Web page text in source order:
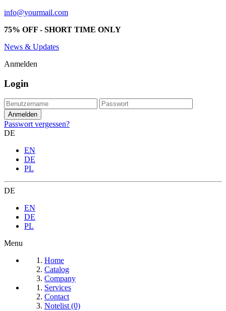
info@yourmail.com
75% OFF - SHORT TIME ONLY
News & Updates
Anmelden
Login
Passwort vergessen?
DE
EN
DE
PL
DE
EN
DE
PL
Menu
Home
Catalog
Company
Services
Contact
Notelist (0)